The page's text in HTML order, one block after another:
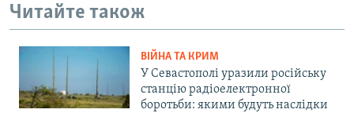
Читайте також
ВІЙНА ТА КРИМ
У Севастополі уразили російську
станцію радіоелектронної
боротьби: якими будуть наслідки